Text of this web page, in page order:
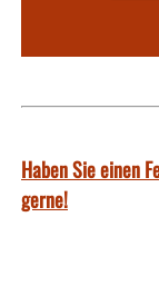
Haben Sie einen
gerne!